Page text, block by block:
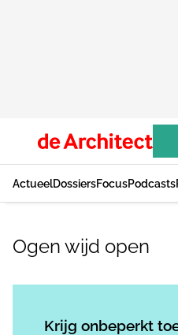
ActueelDossiersFocusPodcasts
Ogen wijd open
Krijg onbeperkt